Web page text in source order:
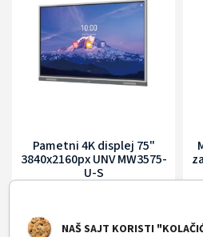
Pametni 4K displej 75"
3840x2160px UNV MW3575-
U-S
CENA NA UPIT
NAŠ SAJT KORISTI